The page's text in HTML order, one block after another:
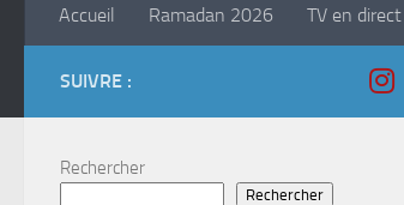
Accueil Ramadan 2026 TV en direct
SUIVRE :
Rechercher
Rechercher